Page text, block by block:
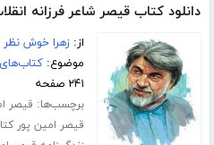
دانلود کتاب قیصر شاعر فرزانه
از:زهرا خوش نظر
موضوع:کتاب‌های
۲۴۱ صفحه
برچسب‌ها: قیصر
قیصر امین پور